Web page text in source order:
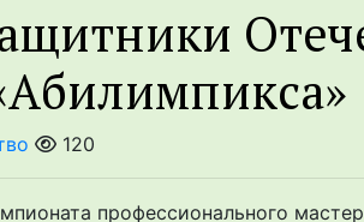
120
профессионального